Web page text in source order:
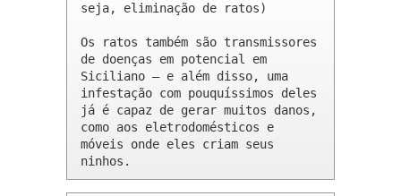
seja, eliminação de ratos)
Os ratos também são transmissores
de doenças em potencial em
Siciliano – e além disso, uma
infestação com pouquíssimos deles
já é capaz de gerar muitos danos,
como aos eletrodomésticos e
móveis onde eles criam seus
ninhos.